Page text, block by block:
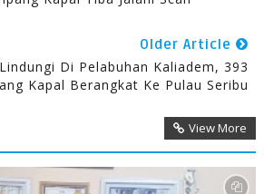
Older Article
Di Pelabuhan Kaliadem, 393
Kapal Berangkat Ke Pulau Seribu
View More